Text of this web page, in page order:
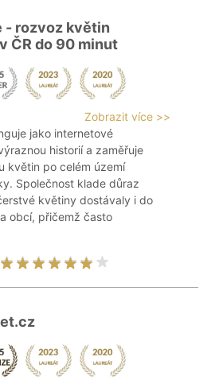
- rozvoz květin
ČR do 90 minut
Zobrazit více >>
jako internetové
historií a zaměřuje
květin po celém území
Společnost klade důraz
květiny dostávaly i do
obcí, přičemž často